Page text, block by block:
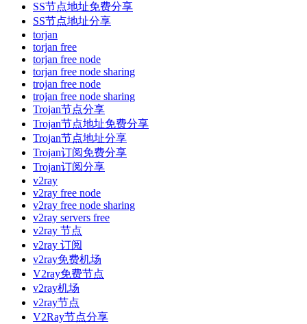
SS节点地址免费分享
SS节点地址分享
torjan
torjan free
torjan free node
torjan free node sharing
trojan free node
trojan free node sharing
Trojan节点分享
Trojan节点地址免费分享
Trojan节点地址分享
Trojan订阅免费分享
Trojan订阅分享
v2ray
v2ray free node
v2ray free node sharing
v2ray servers free
v2ray 节点
v2ray 订阅
v2ray免费机场
V2ray免费节点
v2ray机场
v2ray节点
V2Ray节点分享